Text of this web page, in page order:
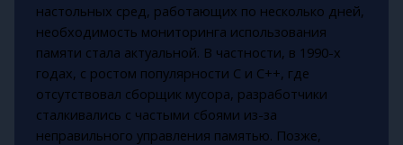
настольных сред, работающих по несколько дней,
необходимость мониторинга использования
памяти стала актуальной. В частности, в 1990-х
годах, с ростом популярности C и C++, где
отсутствовал сборщик мусора, разработчики
сталкивались с частыми сбоями из-за
неправильного управления памятью. Позже,